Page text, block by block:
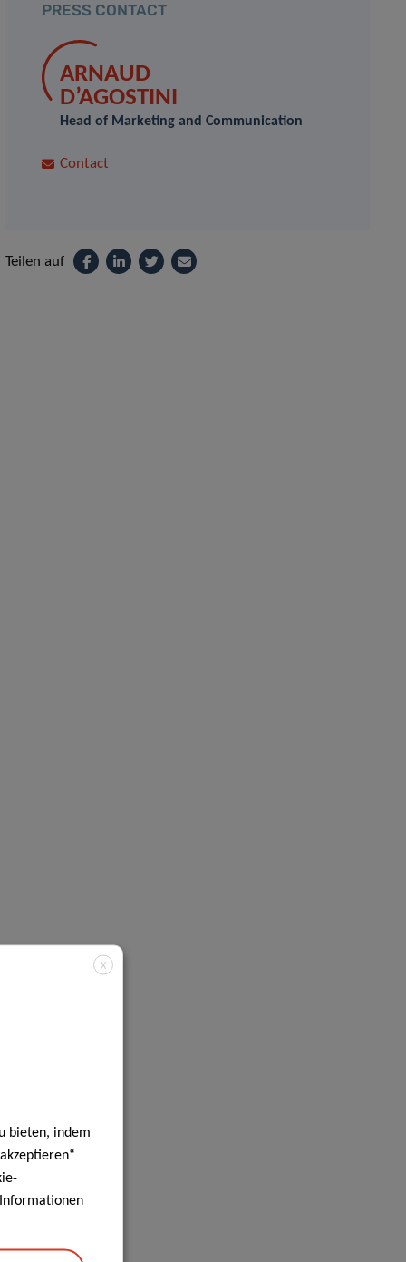
PRESS CONTACT
ARNAUD
D’AGOSTINI
Head of Marketing and Communication
Contact
Teilen auf
X
bieten, indem